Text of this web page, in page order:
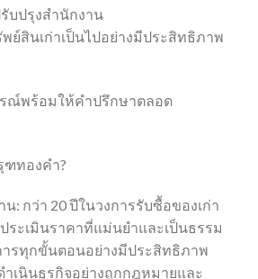
บปรุงสำนักงาน
ย์สินเก่าเป็นไปอย่างมีประสิทธิภาพ
ณ์พร้อมให้คำปรึกษาตลอด
ฑทองคำ?
: กว่า 20 ปีในวงการรับซื้อของเก่า
ระเมินราคาที่แม่นยำและเป็นธรรม
ารทุกขั้นตอนอย่างมีประสิทธิภาพ
เนินธุรกิจอย่างถูกกฎหมายและ